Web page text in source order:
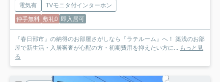
電気有
TVモニタ付インターホン
仲手無料 敷礼0 即入居可
『春日部市』の納得のお部屋さがしなら『ラテルーム』へ！ 築浅のお部
屋で新生活・入居審査が心配の方・初期費用を抑えたい方に... もっと見
る